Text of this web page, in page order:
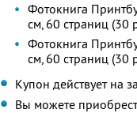
Фотокнига
см, 60 страниц (30
Фотокнига
см, 60 страниц (30
Купон действует на
Вы можете